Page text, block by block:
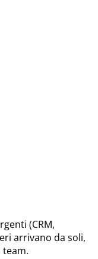
(CRM,
arrivano da soli,
team.